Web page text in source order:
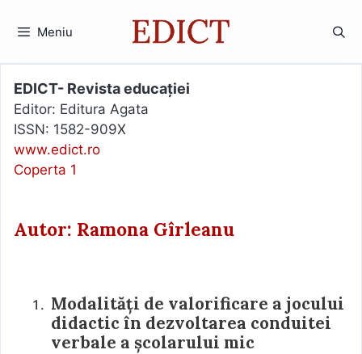
Meniu
EDICT- Revista educației
Editor: Editura Agata
ISSN: 1582-909X
www.edict.ro
Coperta 1
Autor: Ramona Gîrleanu
Modalități de valorificare a jocului
didactic în dezvoltarea conduitei
verbale a școlarului mic